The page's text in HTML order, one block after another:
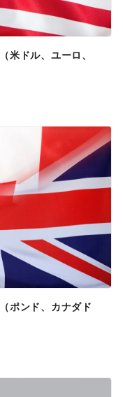
米ドル、ユーロ、
ポンド、カナダド